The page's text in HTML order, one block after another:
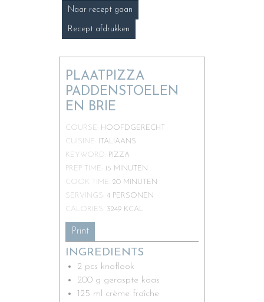
Naar recept gaan
Recept afdrukken
PLAATPIZZA
PADDENSTOELEN
EN BRIE
COURSE:
HOOFDGERECHT
CUISINE:
ITALIAANS
KEYWORD:
PIZZA
PREP TIME:
15 MINUTEN
COOK TIME: 20 MINUTEN
SERVINGS: 4 PERSONEN
CALORIES:
3249 KCAL
Print
INGREDIENTS
2 pcs knoflook
200 g geraspte kaas
125 ml
crème fraîche